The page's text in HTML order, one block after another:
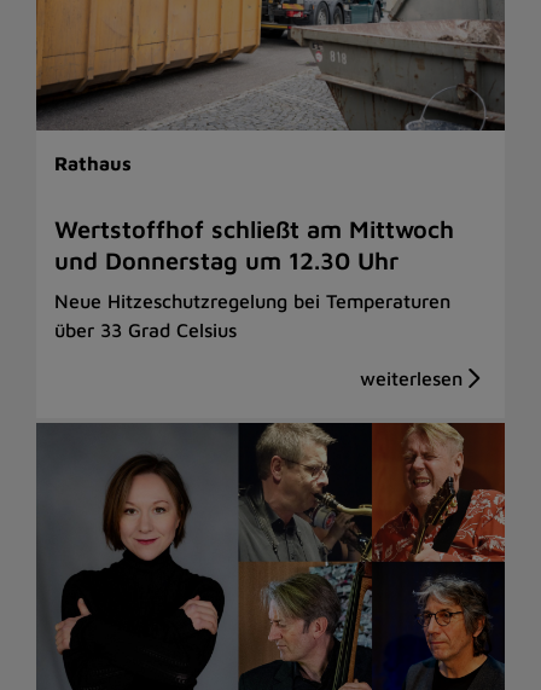
Rathaus
Wertstoffhof schließt am Mittwoch
und Donnerstag um 12.30 Uhr
Neue Hitzeschutzregelung bei Temperaturen
über 33 Grad Celsius